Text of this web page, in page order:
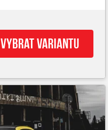
Vybrat variantu